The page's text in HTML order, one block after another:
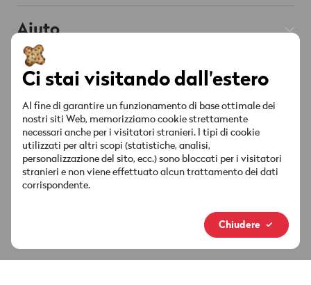
Prepaid
Roaming & Estero
Smartphone
Abbonamenti Internet
Abbonamenti TV
Rete fissa
Lista dei canali
Offerte & Promozioni
Aiuto
Mobile & Roaming
Conto & Impostazioni
Sicurezza & Fattura
Istruzioni & download
Su Wingo
Contatto
Punti vendita
MyWingo
Chi siamo
Socials
Ci stai visitando dall'estero
Al fine di garantire un funzionamento di base ottimale dei
nostri siti Web, memorizziamo cookie strettamente
necessari anche per i visitatori stranieri. I tipi di cookie
utilizzati per altri scopi (statistiche, analisi,
personalizzazione del sito, ecc.) sono bloccati per i visitatori
stranieri e non viene effettuato alcun trattamento dei dati
corrispondente.
Chiudere
Chat